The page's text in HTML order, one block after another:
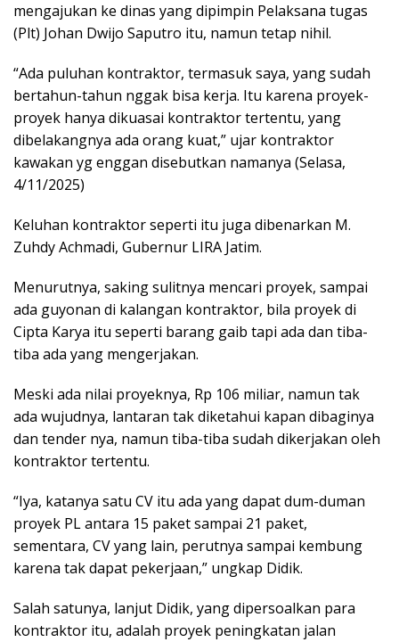
mengajukan ke dinas yang dipimpin Pelaksana tugas
(Plt) Johan Dwijo Saputro itu, namun tetap nihil.
“Ada puluhan kontraktor, termasuk saya, yang sudah
bertahun-tahun nggak bisa kerja. Itu karena proyek-
proyek hanya dikuasai kontraktor tertentu, yang
dibelakangnya ada orang kuat,” ujar kontraktor
kawakan yg enggan disebutkan namanya (Selasa,
4/11/2025)
Keluhan kontraktor seperti itu juga dibenarkan M.
Zuhdy Achmadi, Gubernur LIRA Jatim.
Menurutnya, saking sulitnya mencari proyek, sampai
ada guyonan di kalangan kontraktor, bila proyek di
Cipta Karya itu seperti barang gaib tapi ada dan tiba-
tiba ada yang mengerjakan.
Meski ada nilai proyeknya, Rp 106 miliar, namun tak
ada wujudnya, lantaran tak diketahui kapan dibaginya
dan tender nya, namun tiba-tiba sudah dikerjakan oleh
kontraktor tertentu.
“Iya, katanya satu CV itu ada yang dapat dum-duman
proyek PL antara 15 paket sampai 21 paket,
sementara, CV yang lain, perutnya sampai kembung
karena tak dapat pekerjaan,” ungkap Didik.
Salah satunya, lanjut Didik, yang dipersoalkan para
kontraktor itu, adalah proyek peningkatan jalan